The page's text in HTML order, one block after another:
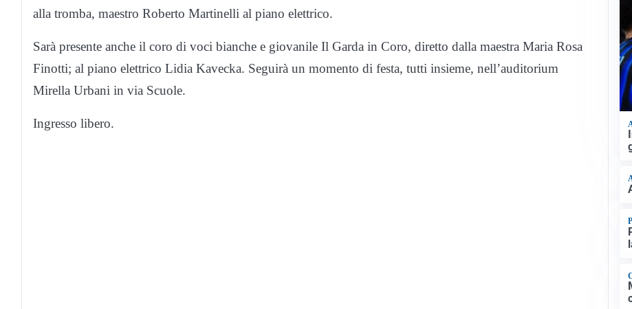
alla tromba, maestro Roberto Martinelli al piano elettrico.
Sarà presente anche il coro di voci bianche e giovanile Il Garda in Coro, diretto dalla maestra Maria Rosa
Finotti; al piano elettrico Lidia Kavecka. Seguirà un momento di festa, tutti insieme, nell’auditorium
Mirella Urbani in via Scuole.
Ingresso libero.